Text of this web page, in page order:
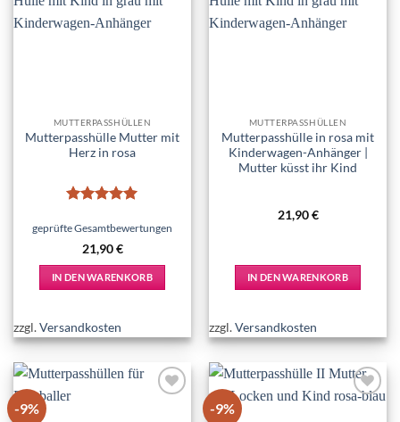
wishlist
MUTTERPASSHÜLLEN
Mutterpasshülle Mutter mit
Herz in rosa
mit5von
geprüfte Gesamtbewertungen
21,90€
IN DEN WARENKORB
zzgl.Versandkosten
wishlist
MUTTERPASSHÜLLEN
Mutterpasshülle in rosa mit
Kinderwagen-Anhänger |
Mutter küsst ihr Kind
21,90€
IN DEN WARENKORB
zzgl.Versandkosten
-9% -9%